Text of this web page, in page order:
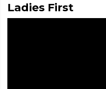
Ladies First